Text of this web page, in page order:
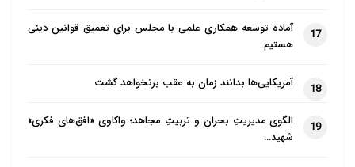
17
آماده توسعه همکاری علمی با مجلس برای تعمیق قوانین دینی
هستیم
18 آمریکایی‌ها بدانند زمان به عقب برنخواهد گشت
19
الگوی مدیریتِ بحران و تربیتِ مجاهد؛ واکاوی «افق‌های فکری»
شهید…